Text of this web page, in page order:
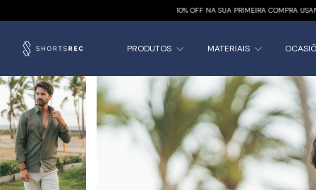
10% OFF NA SUA PRIMEIRA COMPRA USANDO O CUPOM [BEMVINDO]
PRODUTOS MATERIAIS